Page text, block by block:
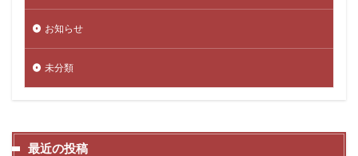
お知らせ
未分類
最近の投稿